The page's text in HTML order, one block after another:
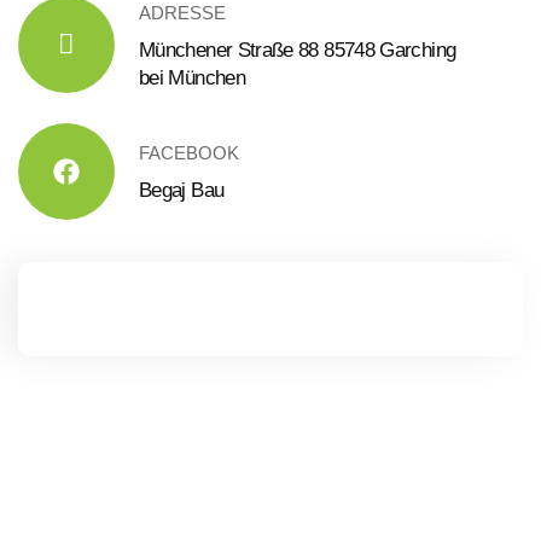
ADRESSE
Münchener Straße 88 85748 Garching
bei München
FACEBOOK
Begaj Bau